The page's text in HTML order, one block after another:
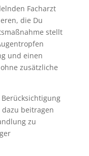
Facharzt
die Du
stellt
und einen
zusätzliche
beitragen
zu